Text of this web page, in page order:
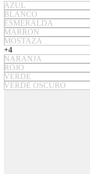
AZUL
BLANCO
ESMERALDA
MARRON
MOSTAZA
+4
NARANJA
ROJO
VERDE
VERDE OSCURO